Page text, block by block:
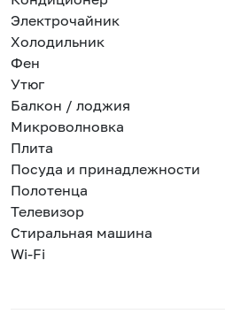
Электрочайник
Холодильник
Фен
Утюг
Балкон / лоджия
Микроволновка
Плита
Посуда и принадлежности
Полотенца
Телевизор
Стиральная машина
Wi-Fi